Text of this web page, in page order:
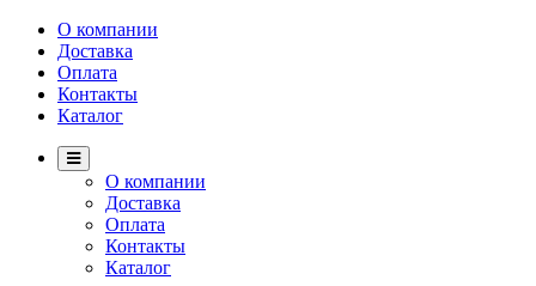
О компании
Доставка
Оплата
Контакты
Каталог
О компании
Доставка
Оплата
Контакты
Каталог